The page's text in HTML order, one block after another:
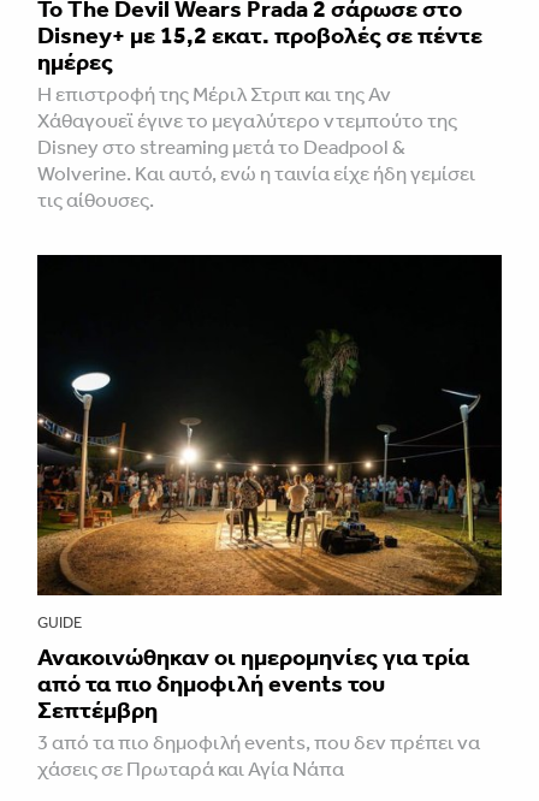
Το The Devil Wears Prada 2 σάρωσε στo
Disney+ με 15,2 εκατ. προβολές σε πέντε
ημέρες
Η επιστροφή της Μέριλ Στριπ και της Αν
Χάθαγουεϊ έγινε το μεγαλύτερο ντεμπούτο της
Disney στο streaming μετά το Deadpool &
Wolverine. Και αυτό, ενώ η ταινία είχε ήδη γεμίσει
τις αίθουσες.
GUIDE
Ανακοινώθηκαν οι ημερομηνίες για τρία
από τα πιο δημοφιλή events του
Σεπτέμβρη
3 από τα πιο δημοφιλή events, που δεν πρέπει να
χάσεις σε Πρωταρά και Αγία Νάπα